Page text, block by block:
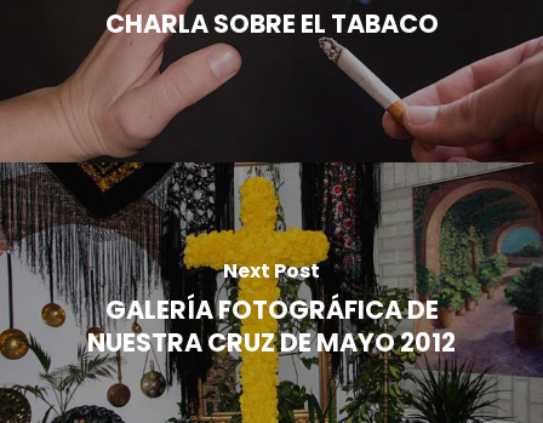
CHARLA SOBRE EL TABACO
Next Post
GALERÍA FOTOGRÁFICA DE
NUESTRA CRUZ DE MAYO 2012